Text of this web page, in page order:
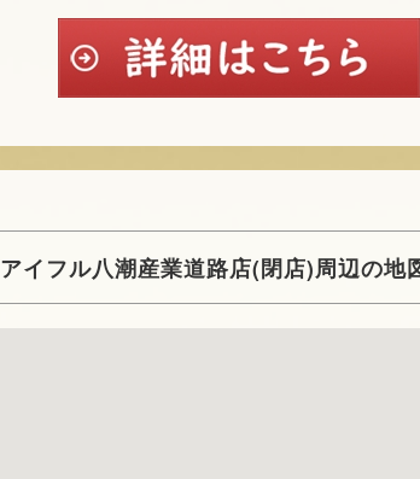
アイフル八潮産業道路店(閉店)周辺の地